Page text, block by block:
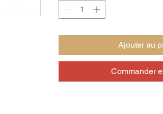
Ajouter au
Commander